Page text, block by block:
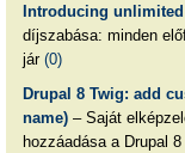
Introducing
díjszabása: minden
jár (0)
Drupal 8 Twig: add
name)– Saját
hozzáadása a Drupal